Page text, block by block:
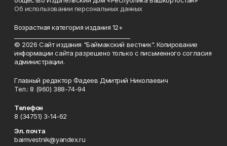
Об использовании персональных данных
Возрастная категория издания 12+
© 2026 Сайт издания "Баймакский вестник". Копирование
информации сайта разрешено только с письменного согласия
администрации.
Главный редактор Фадеев Дмитрий Николаевич
Тел.: 8 (960) 388-74-94
Телефон
8 (34751) 3-14-62
Эл. почта
baimvestnik@yandex.ru